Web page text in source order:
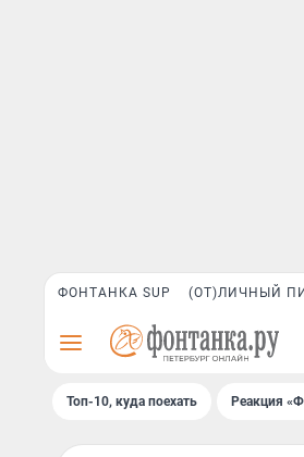
ФОНТАНКА SUP (ОТ)ЛИЧНЫЙ
Топ-10, куда поехать Реакция